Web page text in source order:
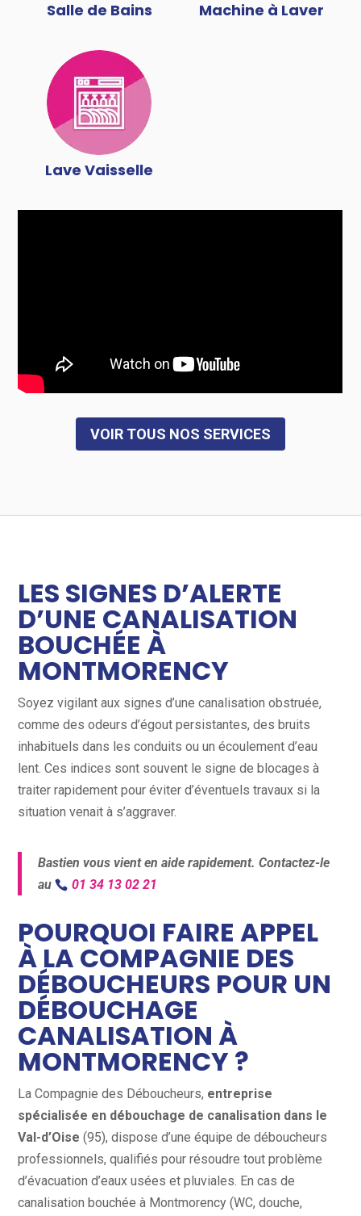
Salle de Bains Machine à Laver
Lave Vaisselle
VOIR TOUS NOS SERVICES
LES SIGNES D’ALERTE
D’UNE CANALISATION
BOUCHÉE À
MONTMORENCY
Soyez vigilant aux signes d’une canalisation obstruée,
comme des odeurs d’égout persistantes, des bruits
inhabituels dans les conduits ou un écoulement d’eau
lent. Ces indices sont souvent le signe de blocages à
traiter rapidement pour éviter d’éventuels travaux si la
situation venait à s’aggraver.
Bastien vous vient en aide rapidement. Contactez-le
au
01 34 13 02 21
POURQUOI FAIRE APPEL
À LA COMPAGNIE DES
DÉBOUCHEURS POUR UN
DÉBOUCHAGE
CANALISATION À
MONTMORENCY ?
La Compagnie des Déboucheurs, entreprise
spécialisée en débouchage de canalisation dans le
Val-d’Oise (95), dispose d’une équipe de déboucheurs
professionnels, qualifiés pour résoudre tout problème
d’évacuation d’eaux usées et pluviales. En cas de
canalisation bouchée à Montmorency (WC, douche,